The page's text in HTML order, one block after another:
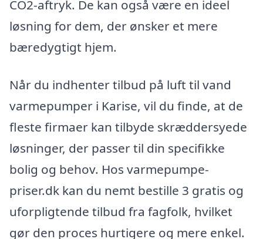
CO2-aftryk. De kan også være en ideel
løsning for dem, der ønsker et mere
bæredygtigt hjem.
Når du indhenter tilbud på luft til vand
varmepumper i Karise, vil du finde, at de
fleste firmaer kan tilbyde skræddersyede
løsninger, der passer til din specifikke
bolig og behov. Hos varmepumpe-
priser.dk kan du nemt bestille 3 gratis og
uforpligtende tilbud fra fagfolk, hvilket
gør den proces hurtigere og mere enkel.